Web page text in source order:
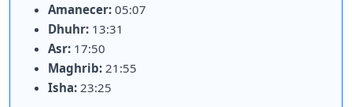
Amanecer: 05:07
Dhuhr: 13:31
Asr: 17:50
Maghrib: 21:55
Isha: 23:25